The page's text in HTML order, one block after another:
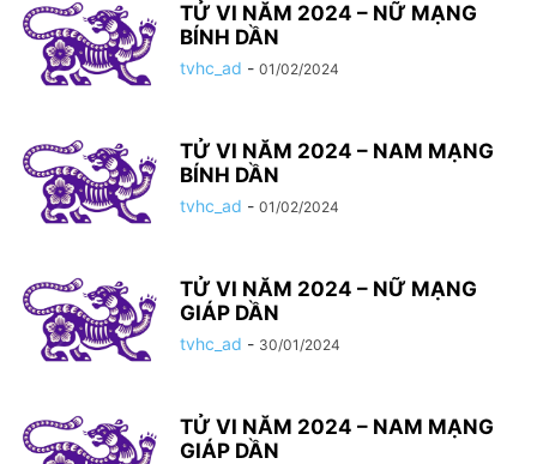
TỬ VI NĂM 2024 – NỮ MẠNG
BÍNH DẦN
tvhc_ad - 01/02/2024
TỬ VI NĂM 2024 – NAM MẠNG
BÍNH DẦN
tvhc_ad - 01/02/2024
TỬ VI NĂM 2024 – NỮ MẠNG
GIÁP DẦN
tvhc_ad - 30/01/2024
TỬ VI NĂM 2024 – NAM MẠNG
GIÁP DẦN